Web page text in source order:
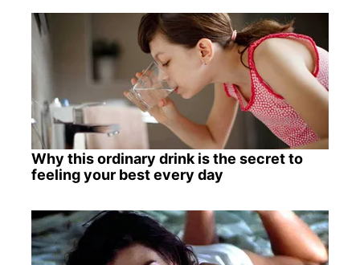
Why this ordinary drink is the secret to
feeling your best every day